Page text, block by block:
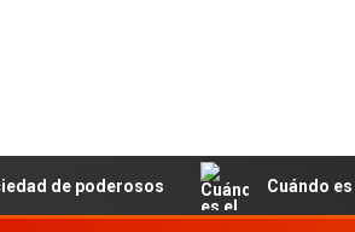
de poderosos Cuándo